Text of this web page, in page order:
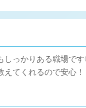
しっかりある職場で
てくれるので安心！